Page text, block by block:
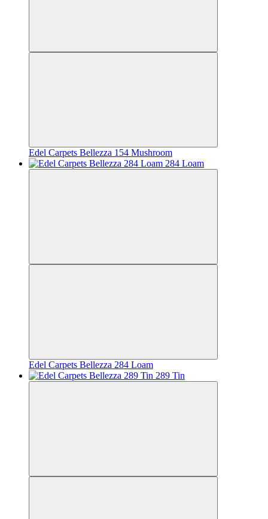
Edel Carpets Bellezza 154 Mushroom
Edel Carpets Bellezza 284 Loam